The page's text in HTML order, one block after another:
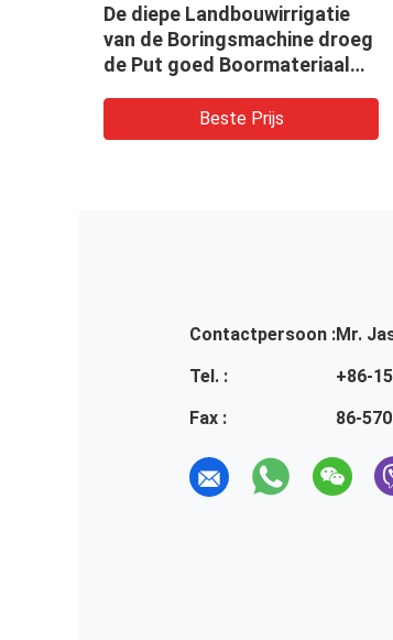
De diepe Landbouwirrigatie
van de Boringsmachine droeg
de Put goed Boormateriaal
Beste Prijs
Contactpersoon :Mr.
Tel. :
+86-
Fax :
86-570